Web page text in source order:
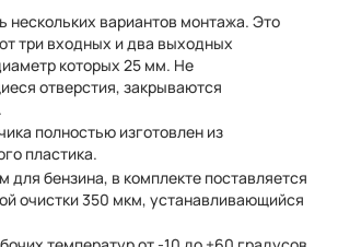
нескольких вариантов монтажа. Это
три входных и два выходных
которых 25 мм. Не
отверстия, закрываются
полностью изготовлен из
пластика.
для бензина, в комплекте поставляется
очистки 350 мкм, устанавливающийся